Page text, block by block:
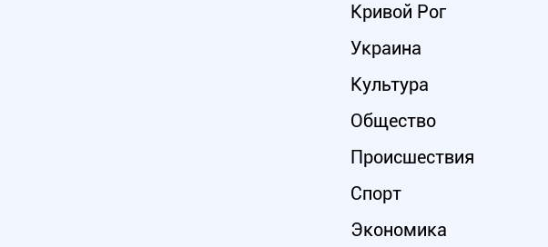
Кривой Рог
Украина
Культура
Общество
Происшествия
Спорт
Экономика